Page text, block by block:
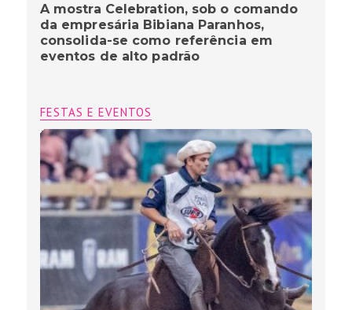
A mostra Celebration, sob o comando
da empresária Bibiana Paranhos,
consolida-se como referência em
eventos de alto padrão
FESTAS E EVENTOS